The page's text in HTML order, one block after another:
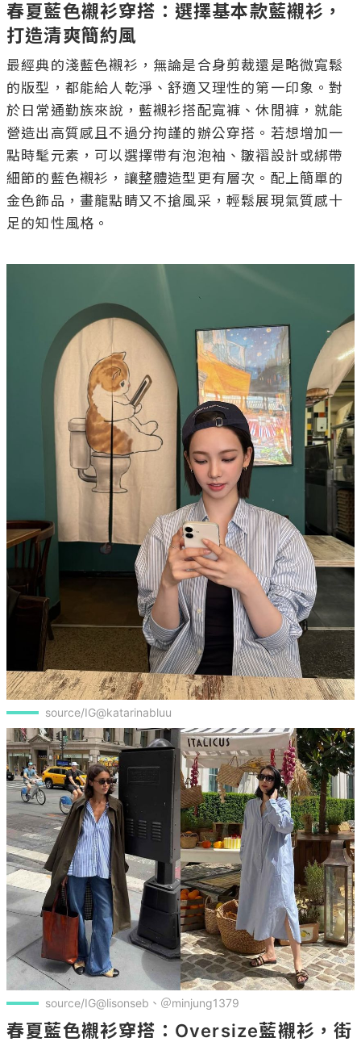
春夏藍色襯衫穿搭：選擇基本款藍襯衫，
打造清爽簡約風
最經典的淺藍色襯衫，無論是合身剪裁還是略微寬鬆
的版型，都能給人乾淨、舒適又理性的第一印象。對
於日常通勤族來說，藍襯衫搭配寬褲、休閒褲，就能
營造出高質感且不過分拘謹的辦公穿搭。若想增加一
點時髦元素，可以選擇帶有泡泡袖、皺褶設計或綁帶
細節的藍色襯衫，讓整體造型更有層次。配上簡單的
金色飾品，畫龍點睛又不搶風采，輕鬆展現氣質感十
足的知性風格。
source/IG@katarinabluu
source/IG@lisonseb、＠minjung1379
春夏藍色襯衫穿搭：Oversize藍襯衫，街